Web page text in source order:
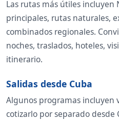
Las rutas más útiles incluyen
principales, rutas naturales,
combinados regionales.
noches, traslados, hoteles,
itinerario.
Salidas desde Cuba
Algunos programas incluyen
cotizarlo por separado desde